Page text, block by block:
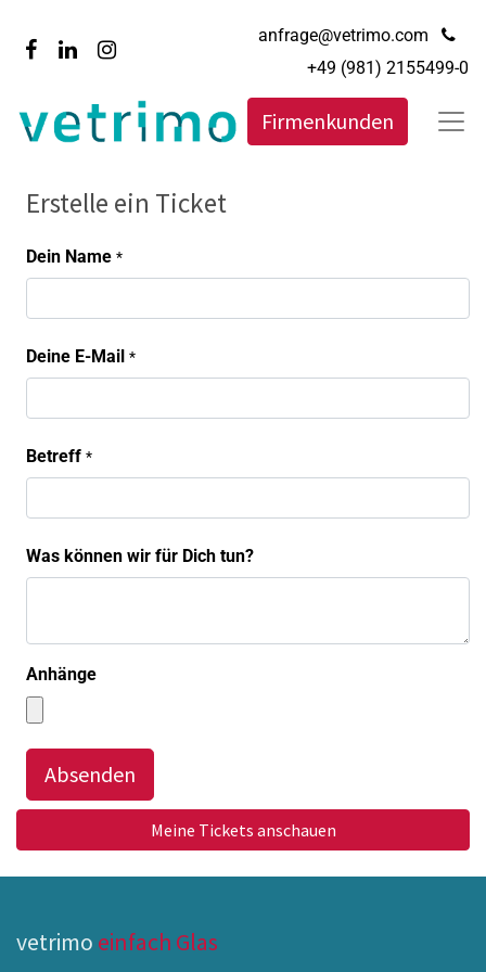
anfrage@vetrimo.com
+49 (981) 2155499-0
Firmenkunden
Erstelle ein Ticket
Dein Name *
Deine E-Mail *
Betreff *
Was können wir für Dich tun?
Anhänge
Absenden
Meine Tickets anschauen
vetrimo einfach Glas